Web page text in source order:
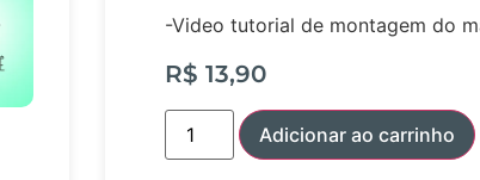
-Video tutorial de montagem do
R$ 13,90
Adicionar ao carrinho